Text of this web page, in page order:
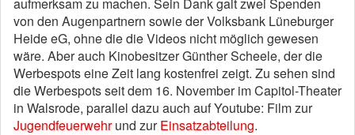
von den Augenpartnern sowie der Volksbank Lüneburger
Heide eG, ohne die die Videos nicht möglich gewesen
wäre. Aber auch Kinobesitzer Günther Scheele, der die
Werbespots eine Zeit lang kostenfrei zeigt. Zu sehen sind
die Werbespots seit dem 16. November im Capitol-Theater
in Walsrode, parallel dazu auch auf Youtube: Film zur
Jugendfeuerwehrund zurEinsatzabteilung.